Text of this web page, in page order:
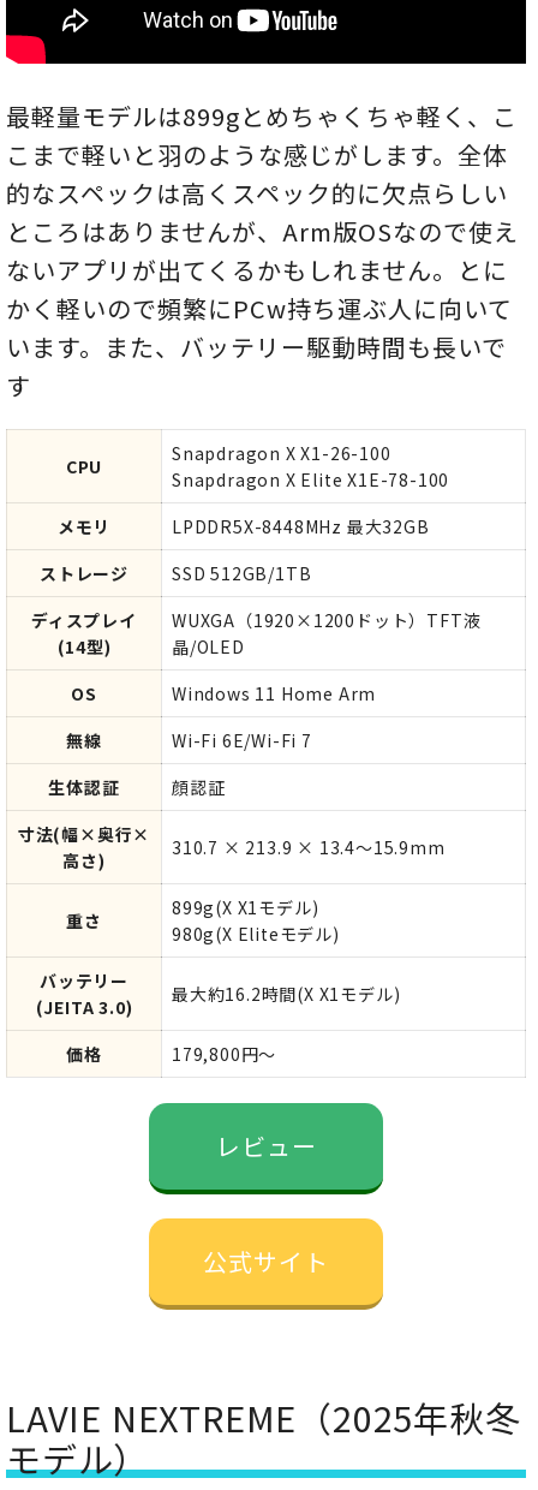
最軽量モデルは899gとめちゃくちゃ軽く、こ
こまで軽いと羽のような感じがします。全体
的なスペックは高くスペック的に欠点らしい
ところはありませんが、Arm版OSなので使え
ないアプリが出てくるかもしれません。とに
かく軽いので頻繁にPCw持ち運ぶ人に向いて
います。また、バッテリー駆動時間も長いで
す
CPU
Snapdragon X X1-26-100
Snapdragon X Elite X1E-78-100
メモリ
LPDDR5X-8448MHz 最大32GB
ストレージ
SSD 512GB/1TB
ディスプレイ
(14型)
WUXGA（1920×1200ドット）TFT液
晶/OLED
OS
Windows 11 Home Arm
無線
Wi-Fi 6E/Wi-Fi 7
生体認証
顔認証
寸法(幅×奥行×
高さ)
310.7 × 213.9 × 13.4～15.9mm
重さ
899g(X X1モデル)
980g(X Eliteモデル)
バッテリー
(JEITA 3.0)
最大約16.2時間(X X1モデル)
価格 179,800円～
レビュー
公式サイト
LAVIE NEXTREME（2025年秋冬
モデル）